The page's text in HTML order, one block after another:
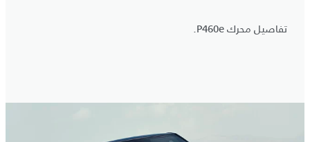
تفاصيل محرك P460e.